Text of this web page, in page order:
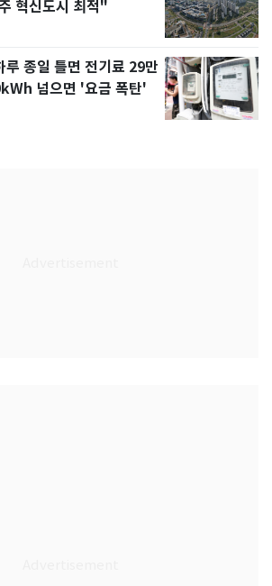
혁신도시 최적"
루 종일 틀면 전기료 29만
넘으면 '요금 폭탄'